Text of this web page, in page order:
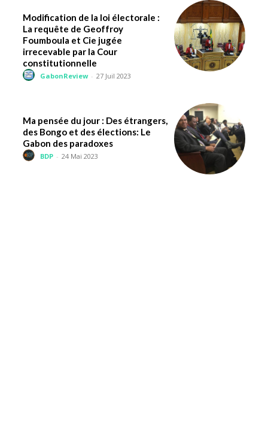
Modification de la loi électorale :
La requête de Geoffroy
Foumboula et Cie jugée
irrecevable par la Cour
constitutionnelle
GabonReview - 27 Juil 2023
Ma pensée du jour : Des étrangers,
des Bongo et des élections: Le
Gabon des paradoxes
BDP - 24 Mai 2023